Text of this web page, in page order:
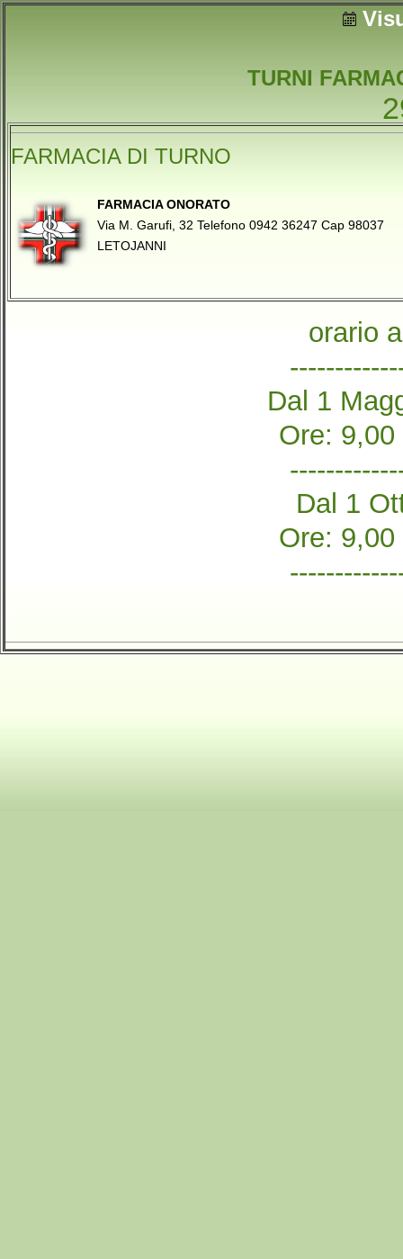
TURNI
FARMACIA DI TURNO
FARMACIA ONORATO
Via M. Garufi, 32 Telefono 0942 36247 Cap 98037
LETOJANNI
orario
Dal 1
Ore:
Dal 1
Ore: